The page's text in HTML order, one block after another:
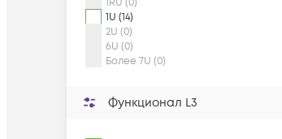
1RU (0)
1U (14)
2U (0)
6U (0)
Более 7U (0)
Функционал L3